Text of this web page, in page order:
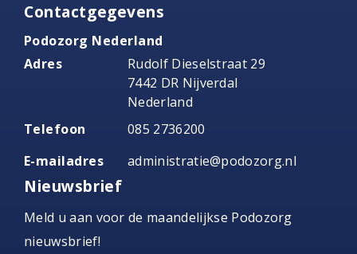
Contactgegevens
Podozorg Nederland
Adres
Rudolf Dieselstraat 29
7442 DR Nijverdal
Nederland
Telefoon
085 2736200
E-mailadres
administratie@podozorg.nl
Nieuwsbrief
Meld u aan voor de maandelijkse Podozorg
nieuwsbrief!